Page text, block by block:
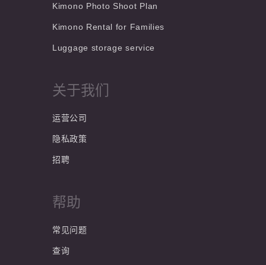
Kimono Photo Shoot Plan
Kimono Rental for Families
Luggage storage service
关于我们
运营公司
隐私政策
招聘
帮助
常见问题
查询